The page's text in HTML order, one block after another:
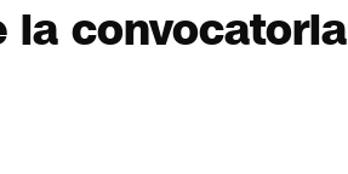
la convocatoria